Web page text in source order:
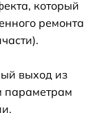
который
ремонта
выход из
параметрам